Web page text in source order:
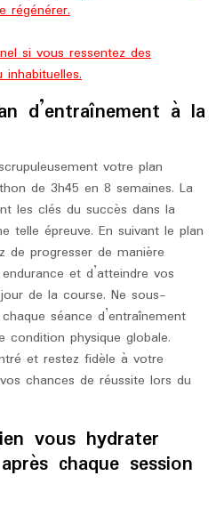
régénérer.
si vous ressentez des
d’entraînement à la
votre plan
de 3h45 en 8 semaines. La
les clés du succès dans la
telle épreuve. En suivant le plan
de progresser de manière
et d’atteindre vos
de la course. Ne sous-
séance d’entraînement
physique globale.
et restez fidèle à votre
chances de réussite lors du
vous hydrater
chaque session